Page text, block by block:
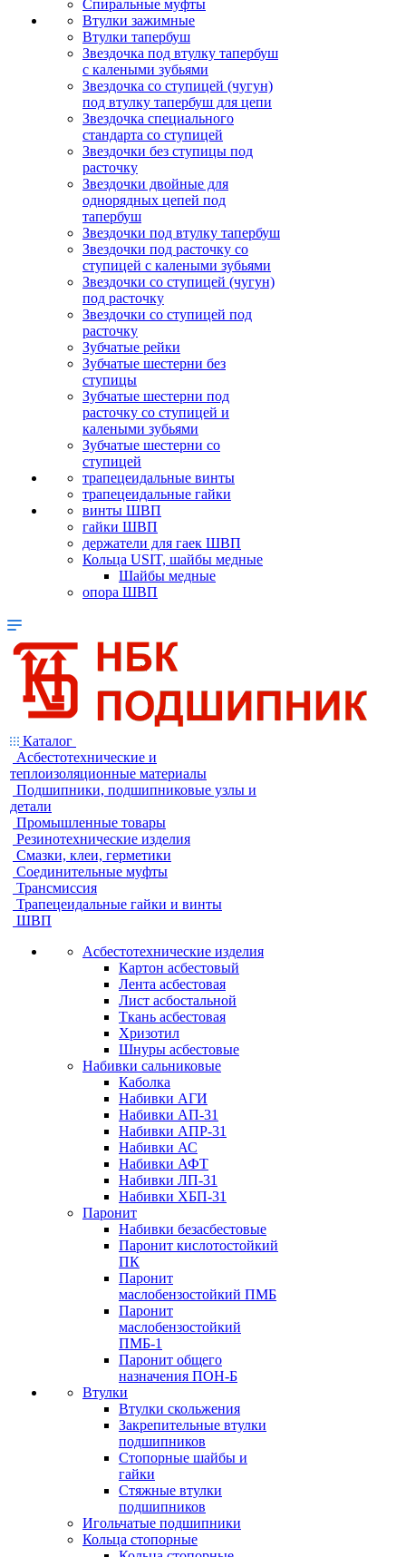
Спиральные муфты
Втулки зажимные
Втулки тапербуш
Звездочка под втулку тапербуш
c калеными зубьями
Звездочка со ступицей (чугун)
под втулку тапербуш для цепи
Звездочка специального
стандарта со ступицей
Звездочки без ступицы под
расточку
Звездочки двойные для
однорядных цепей под
тапербуш
Звездочки под втулку тапербуш
Звездочки под расточку со
ступицей с калеными зубьями
Звездочки со ступицей (чугун)
под расточку
Звездочки со ступицей под
расточку
Зубчатые рейки
Зубчатые шестерни без
ступицы
Зубчатые шестерни под
расточку со ступицей и
калеными зубьями
Зубчатые шестерни со
ступицей
трапецеидальные винты
трапецеидальные гайки
винты ШВП
гайки ШВП
держатели для гаек ШВП
Кольца USIT, шайбы медные
Шайбы медные
опора ШВП
Каталог
Асбестотехнические и
теплоизоляционные материалы
Подшипники, подшипниковые узлы и
детали
Промышленные товары
Резинотехнические изделия
Смазки, клеи, герметики
Соединительные муфты
Трансмиссия
Трапецеидальные гайки и винты
ШВП
Асбестотехнические изделия
Картон асбестовый
Лента асбестовая
Лист асбостальной
Ткань асбестовая
Хризотил
Шнуры асбестовые
Набивки сальниковые
Каболка
Набивки АГИ
Набивки АП-31
Набивки АПР-31
Набивки АС
Набивки АФТ
Набивки ЛП-31
Набивки ХБП-31
Паронит
Набивки безасбестовые
Паронит кислотостойкий
ПК
Паронит
маслобензостойкий ПМБ
Паронит
маслобензостойкий
ПМБ-1
Паронит общего
назначения ПОН-Б
Втулки
Втулки скольжения
Закрепительные втулки
подшипников
Стопорные шайбы и
гайки
Стяжные втулки
подшипников
Игольчатые подшипники
Кольца стопорные